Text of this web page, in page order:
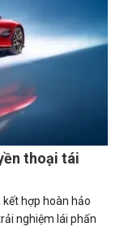
thoại tái
hợp hoàn hảo
nghiệm lái phấn